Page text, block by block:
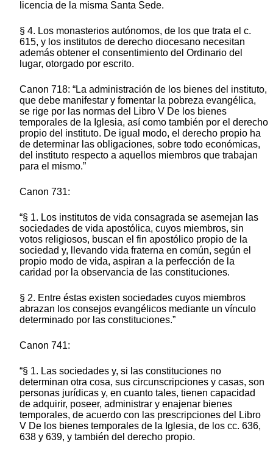
licencia de la misma Santa Sede.
§ 4. Los monasterios autónomos, de los que trata el c.
615, y los institutos de derecho diocesano necesitan
además obtener el consentimiento del Ordinario del
lugar, otorgado por escrito.
Canon 718: “La administración de los bienes del instituto,
que debe manifestar y fomentar la pobreza evangélica,
se rige por las normas del Libro V De los bienes
temporales de la Iglesia, así como también por el derecho
propio del instituto. De igual modo, el derecho propio ha
de determinar las obligaciones, sobre todo económicas,
del instituto respecto a aquellos miembros que trabajan
para el mismo.”
Canon 731:
“§ 1. Los institutos de vida consagrada se asemejan las
sociedades de vida apostólica, cuyos miembros, sin
votos religiosos, buscan el fin apostólico propio de la
sociedad y, llevando vida fraterna en común, según el
propio modo de vida, aspiran a la perfección de la
caridad por la observancia de las constituciones.
§ 2. Entre éstas existen sociedades cuyos miembros
abrazan los consejos evangélicos mediante un vínculo
determinado por las constituciones.”
Canon 741:
“§ 1. Las sociedades y, si las constituciones no
determinan otra cosa, sus circunscripciones y casas, son
personas jurídicas y, en cuanto tales, tienen capacidad
de adquirir, poseer, administrar y enajenar bienes
temporales, de acuerdo con las prescripciones del Libro
V De los bienes temporales de la Iglesia, de los cc. 636,
638 y 639, y también del derecho propio.